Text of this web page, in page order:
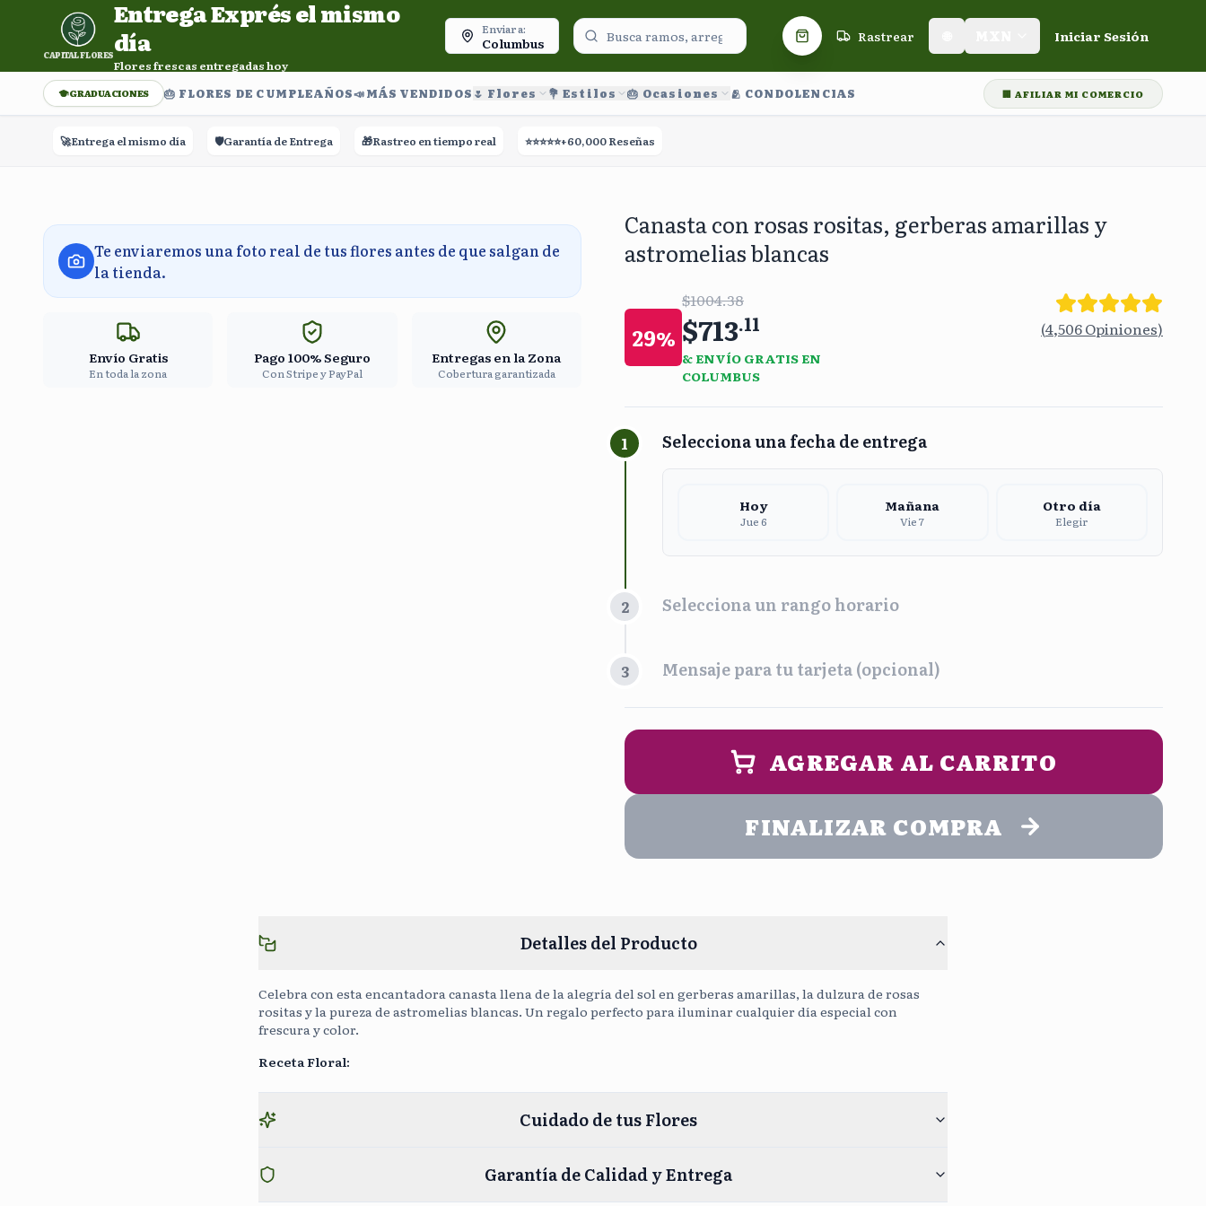
Entrega Exprés el mismo día. Flores frescas entregadas hoy.
CAPITAL FLORES
Entrega Exprés el mismo
día
Flores frescas entregadas hoy
Enviar a:
Columbus Carrito de compras
Rastrear Iniciar Sesión
GRADUACIONES 🎂 FLORES DE CUMPLEAÑOS📣​MÁS VENDIDOS 🌷 Flores 💐 Estilos 🎂 Ocasiones 🫂 CONDOLENCIAS 🏢 AFILIAR MI COMERCIO
Entrega el mismo día 🛡️ Garantía de Entrega 🎁 Rastreo en tiempo real ⭐⭐⭐⭐⭐+60,000 Reseñas 🚀
Te enviaremos una foto real de tus flores antes de que salgan de
la tienda.
Envío Gratis
En toda la zona
Pago 100% Seguro
Con Stripe y PayPal
Entregas en la Zona
Cobertura garantizada
Canasta con rosas rositas, gerberas amarillas y
astromelias blancas
29%
$1004.38
$713.11
& ENVÍO GRATIS EN
COLUMBUS
(4,506Opiniones)
1 Selecciona una fecha de entrega
Hoy
Jue 6
Mañana
Vie 7
Otro día
Elegir
2 Selecciona un rango horario
Mañana Tarde
5:00 pm - 9:00 pm
3 Mensaje para tu tarjeta (opcional)
PERSONALIZA UN MENSAJE DE ENTREGA (opcional)
AGREGAR AL CARRITO
FINALIZAR COMPRA
Detalles del Producto
Celebra con esta encantadora canasta llena de la alegría del sol en gerberas amarillas, la dulzura de rosas
rositas y la pureza de astromelias blancas. Un regalo perfecto para iluminar cualquier día especial con
frescura y color.
Receta Floral:
Cuidado de tus Flores
Garantía de Calidad y Entrega